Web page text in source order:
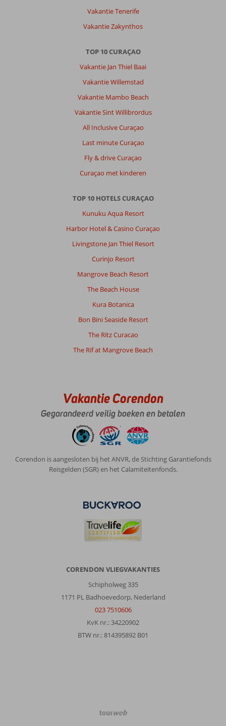
Vakantie Tenerife
Vakantie Zakynthos
TOP 10 CURAÇAO
Vakantie Jan Thiel Baai
Vakantie Willemstad
Vakantie Mambo Beach
Vakantie Sint Willibrordus
All Inclusive Curaçao
Last minute Curaçao
Fly & drive Curaçao
Curaçao met kinderen
TOP 10 HOTELS CURAÇAO
Kunuku Aqua Resort
Harbor Hotel & Casino Curaçao
Livingstone Jan Thiel Resort
Curinjo Resort
Mangrove Beach Resort
The Beach House
Kura Botanica
Bon Bini Seaside Resort
The Ritz Curacao
The Rif at Mangrove Beach
Vakantie Corendon
Gegarandeerd veilig boeken en betalen
Corendon is aangesloten bij het ANVR, de Stichting Garantiefonds
Reisgelden (SGR) en het Calamiteitenfonds.
CORENDON VLIEGVAKANTIES
Schipholweg 335
1171 PL Badhoevedorp, Nederland
023 7510606
KvK nr.: 34220902
BTW nr.: 814395892 B01
TourWeb